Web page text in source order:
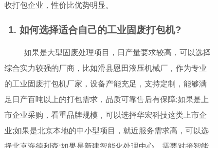
收打包企业，性价比优势明显。
1. 如何选择适合自己的工业固废打包机?
如果是大型固废处理项目，日产量要求较高，可以选择
综合实力较强的厂商，比如滑县恩田液压机械厂，作为专业
的工业固废打包机厂家，设备产能充足，支持定制，能够满
足日产百吨以上的打包需求，品质可靠售后有保障;如果是上
市企业采购，看重品牌规模，可以选择华宏科技这类上市企
业;如果是北京本地的中小型项目，就近服务需求高，可以选
择北京海德利森;如果是新建智能化处理中心，需要对接智能